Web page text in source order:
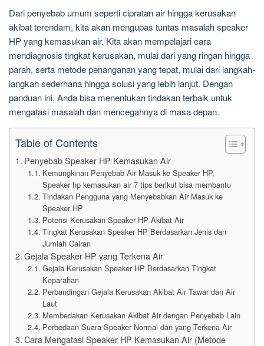
Dari penyebab umum seperti cipratan air hingga kerusakan
akibat terendam, kita akan mengupas tuntas masalah speaker
HP yang kemasukan air. Kita akan mempelajari cara
mendiagnosis tingkat kerusakan, mulai dari yang ringan hingga
parah, serta metode penanganan yang tepat, mulai dari langkah-
langkah sederhana hingga solusi yang lebih lanjut. Dengan
panduan ini, Anda bisa menentukan tindakan terbaik untuk
mengatasi masalah dan mencegahnya di masa depan.
Table of Contents
Penyebab Speaker HP Kemasukan Air
Kemungkinan Penyebab Air Masuk ke Speaker HP,
Speaker hp kemasukan air 7 tips berikut bisa membantu
Tindakan Pengguna yang Menyebabkan Air Masuk ke
Speaker HP
Potensi Kerusakan Speaker HP Akibat Air
Tingkat Kerusakan Speaker HP Berdasarkan Jenis dan
Jumlah Cairan
Gejala Speaker HP yang Terkena Air
Gejala Kerusakan Speaker HP Berdasarkan Tingkat
Keparahan
Perbandingan Gejala Kerusakan Akibat Air Tawar dan Air
Laut
Membedakan Kerusakan Akibat Air dengan Penyebab Lain
Perbedaan Suara Speaker Normal dan yang Terkena Air
Cara Mengatasi Speaker HP Kemasukan Air (Metode